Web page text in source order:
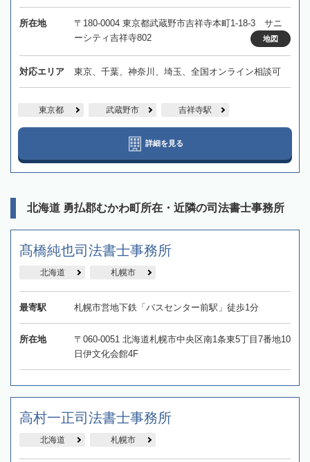
所在地
〒180-0004 東京都武蔵野市吉祥寺本町1-18-3 サニ
ーシティ吉祥寺802
地図
対応エリア 東京、千葉、神奈川、埼玉、全国オンライン相談可
東京都 武蔵野市 吉祥寺駅
詳細を見る
北海道 勇払郡むかわ町所在・近隣の司法書士事務所
髙橋純也司法書士事務所
北海道 札幌市
最寄駅 札幌市営地下鉄「バスセンター前駅」徒歩1分
所在地
〒060-0051 北海道札幌市中央区南1条東5丁目7番地10
日伊文化会館4F
高村一正司法書士事務所
北海道 札幌市